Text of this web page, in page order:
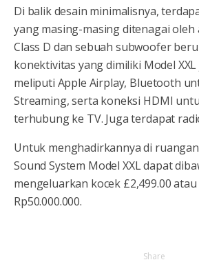
Di balik desain minimalisnya,
yang masing-masing ditenagai
Class D dan sebuah subwoofer
konektivitas yang dimiliki Model
meliputi Apple Airplay, Bluetooth
Streaming, serta koneksi HDMI
terhubung ke TV. Juga terdapat
Untuk menghadirkannya di ruangan
Sound System Model XXL dapat
mengeluarkan kocek £2,499.00
Rp50.000.000.
Share